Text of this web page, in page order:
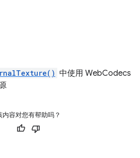
中使用 WebCodecs
内容对您有帮助吗？